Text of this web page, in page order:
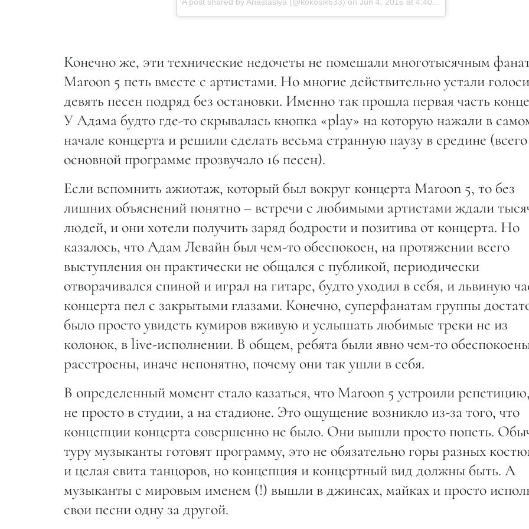
Конечно же, эти технические недочеты не помешали многотысячным
Maroon 5 петь вместе с артистами. Но многие действительно устали
девять песен подряд без остановки. Именно так прошла первая часть
У Адама будто где-то скрывалась кнопка «play» на которую нажали в
начале концерта и решили сделать весьма странную паузу в средине
основной программе прозвучало 16 песен).
Если вспомнить ажиотаж, который был вокруг концерта Maroon 5, то без
лишних объяснений понятно – встречи с любимыми артистами ждали
людей, и они хотели получить заряд бодрости и позитива от концерта. Но
казалось, что Адам Левайн был чем-то обеспокоен, на протяжении всего
выступления он практически не общался с публикой, периодически
отворачивался спиной и играл на гитаре, будто уходил в себя, и львиную
концерта пел с закрытыми глазами. Конечно, суперфанатам группы
было просто увидеть кумиров вживую и услышать любимые треки не из
колонок, в live-исполнении. В общем, ребята были явно чем-то
расстроены, иначе непонятно, почему они так ушли в себя.
В определенный момент стало казаться, что Maroon 5 устроили
не просто в студии, а на стадионе. Это ощущение возникло из-за того, что
концепции концерта совершенно не было. Они вышли просто попеть.
туру музыканты готовят программу, это не обязательно горы разных
и целая свита танцоров, но концепция и концертный вид должны быть. А
музыканты с мировым именем (!) вышли в джинсах, майках и просто
свои песни одну за другой.